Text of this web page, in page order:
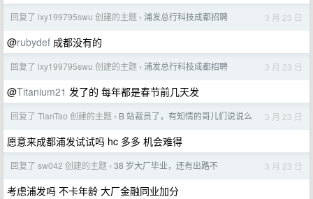
回复了 lxy199795swu 创建的主题 › 浦发总行科技成都招聘 3 月 23 日
@rubydef 成都没有的
回复了 lxy199795swu 创建的主题 › 浦发总行科技成都招聘 3 月 23 日
@Titanium21 发了的 每年都是春节前几天发
回复了 TianTao 创建的主题 › B 站裁员了，有知情的哥儿们说说么 3 月 23 日
愿意来成都浦发试试吗 hc 多多 机会难得
回复了 sw042 创建的主题 › 38 岁大厂毕业，还有出路不 3 月 23 日
考虑浦发吗 不卡年龄 大厂金融同业加分